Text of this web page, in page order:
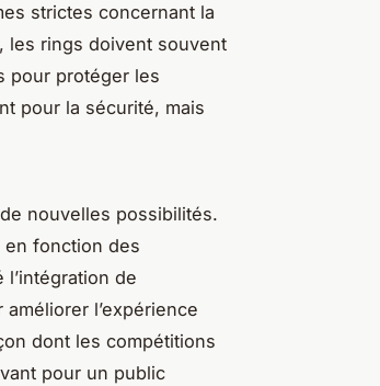
strictes concernant la
les rings doivent souvent
pour protéger les
pour la sécurité, mais
nouvelles possibilités.
en fonction des
l’intégration de
l’expérience
dont les compétitions
pour un public